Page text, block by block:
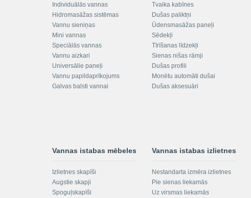
Individuālās vannas
Hidromasāžas sistēmas
Vannu sieniņas
Mini vannas
Speciālās vannas
Vannu aizkari
Universālie paneļi
Vannu papildaprīkojums
Galvas balsti vannai
Tvaika kabīnes
Dušas paliktņi
Ūdensmasāžas paneļi
Sēdekļi
Tīrīšanas līdzekļi
Sienas nišas rāmji
Dušas profili
Monētu automāti dušai
Dušas aksesuāri
Vannas istabas mēbeles
Izlietnes skapīši
Augstie skapji
Spoguļskapīši
Vannas istabas izlietnes
Nestandarta izmēra izlietnes
Pie sienas liekamās
Uz virsmas liekamās